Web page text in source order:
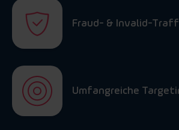
Fraud- & Invalid-
Umfangreiche